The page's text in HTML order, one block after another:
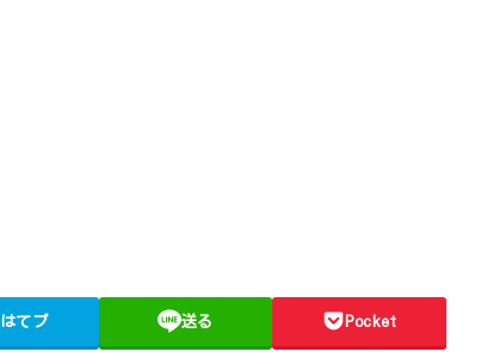
はてブ 送る Pocket